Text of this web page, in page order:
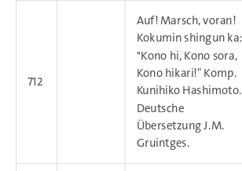
712
Auf! Marsch, voran!
Kokumin shingun ka:
''Kono hi, Kono sora,
Kono hikari!" Komp.
Kunihiko Hashimoto.
Deutsche
Übersetzung J.M.
Gruintges.